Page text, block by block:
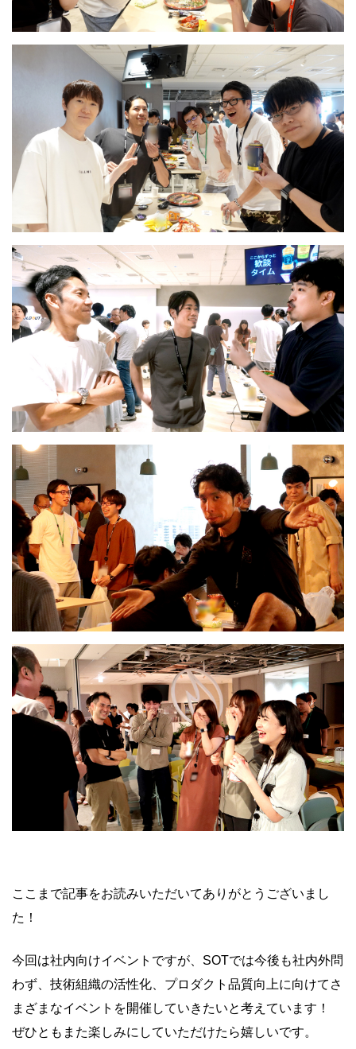
ここまで記事をお読みいただいてありがとうございまし
た！
今回は社内向けイベントですが、SOTでは今後も社内外問
わず、技術組織の活性化、プロダクト品質向上に向けてさ
まざまなイベントを開催していきたいと考えています！
ぜひともまた楽しみにしていただけたら嬉しいです。